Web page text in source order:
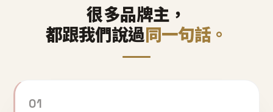
很多品牌主，
都跟我們說過同一句話。
01